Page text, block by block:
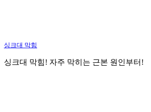
싱크대 막힘
싱크대 막힘! 자주 막히는 근본 원인부터!